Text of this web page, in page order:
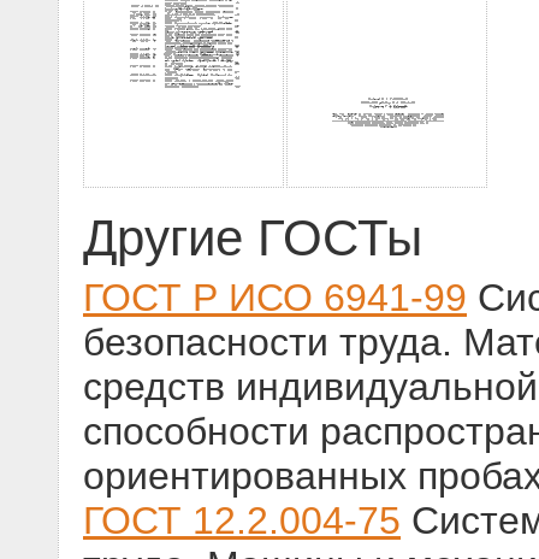
Другие ГОСТы
ГОСТ Р ИСО 6941-99
безопасности труда.
средств
способности
ориентированных
ГОСТ 12.2.004-75